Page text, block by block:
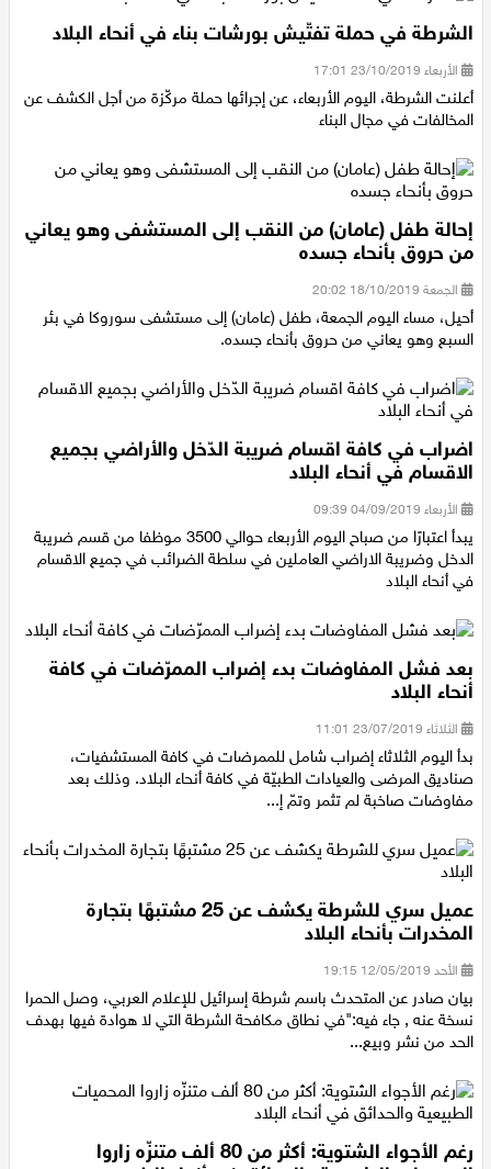
الشرطة في حملة تفتّيش بورشات بناء في أنحاء البلاد
الأربعاء 23/10/2019 17:01
أعلنت الشرطة، اليوم الأربعاء، عن إجرائها حملة مركّزة من أجل الكشف عن
إحالة طفل (عامان) من النقب إلى المستشفى وهو يعاني
من حروق بأنحاء جسده
الجمعة 18/10/2019 20:02
أحيل، مساء اليوم الجمعة، طفل (عامان) إلى مستشفى سوروكا في بئر
اضراب في كافة اقسام ضريبة الدّخل والأراضي بجميع
الاقسام في أنحاء البلاد
الأربعاء 04/09/2019 09:39
يبدأ اعتبارًا من صباح اليوم الأربعاء حوالي 3500 موظفا من قسم ضريبة
الدخل وضريبة الاراضي العاملين في سلطة الضرائب في جميع الاقسام
بعد فشل المفاوضات بدء إضراب الممرّضات في كافة
أنحاء البلاد
الثلاثاء 23/07/2019 11:01
بدأ اليوم الثلاثاء إضراب شامل للممرضات في كافة المستشفيات،
صناديق المرضى والعيادات الطبيّة في كافة أنحاء البلاد. وذلك بعد
المخدرات بأنحاء البلاد
الأحد 12/05/2019 19:15
بيان صادر عن المتحدث باسم شرطة إسرائيل للإعلام العربي، وصل الحمرا
نسخة عنه , جاء فيه:"في نطاق مكافحة الشرطة التي لا هوادة فيها بهدف